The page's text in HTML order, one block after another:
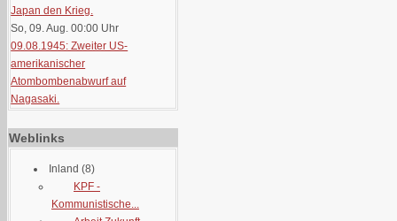
Japan den Krieg.
So, 09. Aug. 00:00 Uhr
09.08.1945: Zweiter US-
amerikanischer
Atombombenabwurf auf
Nagasaki.
Weblinks
Inland (8)
KPF -
Kommunistische...